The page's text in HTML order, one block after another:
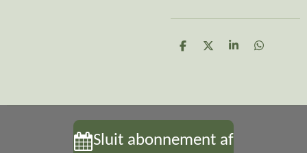
D
D
S
D
Sluit abonnement af